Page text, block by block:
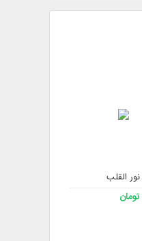
نور القلب